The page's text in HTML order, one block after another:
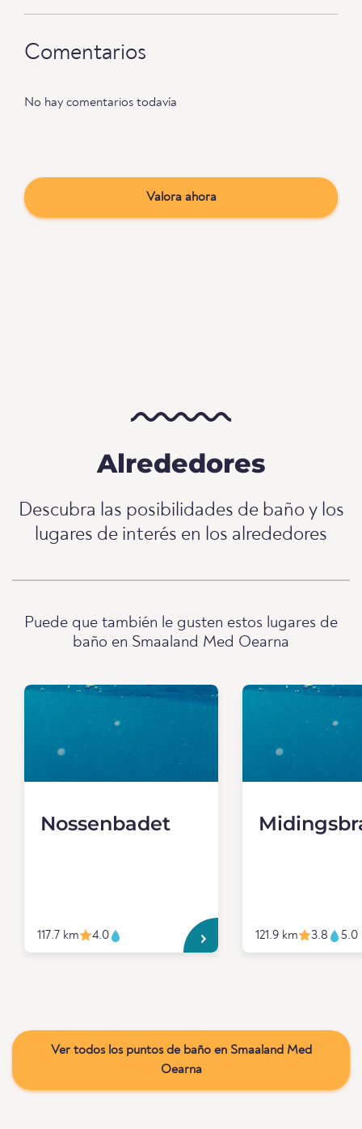
Comentarios
No hay comentarios todavía
Valora ahora
Alrededores
Descubra las posibilidades de baño y los
lugares de interés en los alrededores
Puede que también le gusten estos lugares de
baño en Smaaland Med Oearna
Nossenbadet
117.7 km 4.0 121.9 km 3.8 5.0
Ver todos los puntos de baño en Smaaland Med
Oearna